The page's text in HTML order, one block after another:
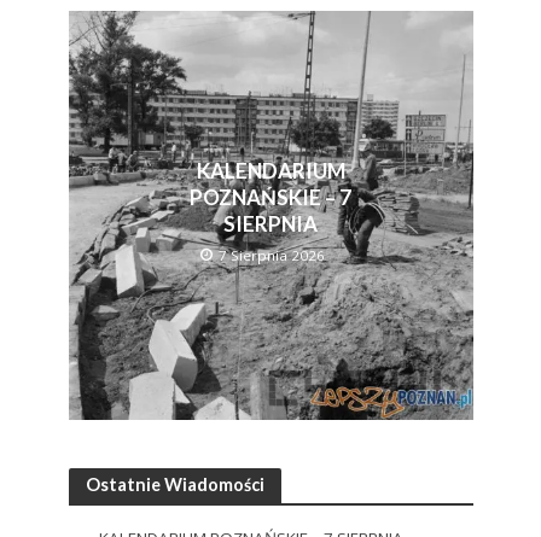
KALENDARIUM
POZNAŃSKIE – 7
SIERPNIA
7 Sierpnia 2026
Ostatnie Wiadomości